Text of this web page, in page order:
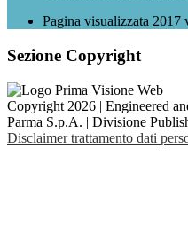
Pagina visualizzata 2017
Sezione Copyright
Copyright 2026 | Engineered
Parma S.p.A. | Divisione
Disclaimer trattamento dati